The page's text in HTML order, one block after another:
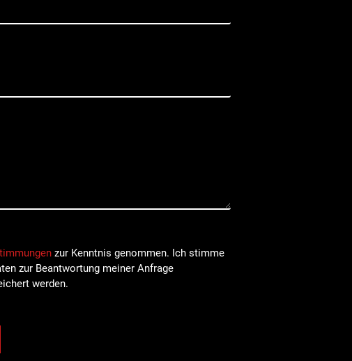
zur Kenntnis genommen. Ich stimme
zur Beantwortung meiner Anfrage
werden.